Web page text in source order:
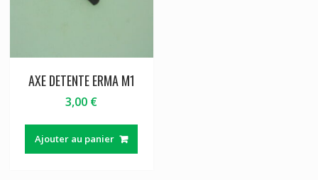
AXE DETENTE ERMA M1
3,00 €
Ajouter au panier